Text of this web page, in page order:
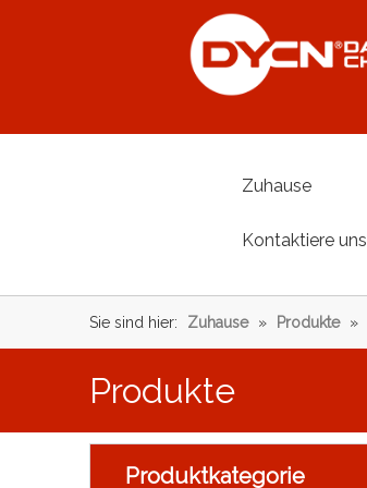
Zuhause
Kontaktiere uns
Sie sind hier: Zuhause » Produkte »
Produkte
Produktkategorie